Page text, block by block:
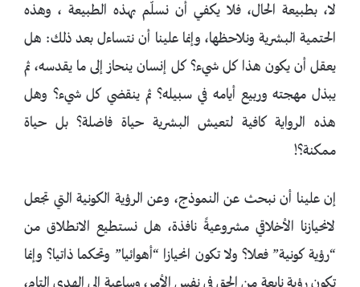
لا، بطبيعة الحال، فلا يكفي أن نسلّم بهذه الطبيعة ، وهذه
الحتمية البشرية ونلاحظها، وإنما علينا أن نتساءل بعد ذلك: هل
يعقل أن يكون هذا كل شيء؟ كل إنسان ينحاز إلى ما يقدسه، ثم
يبذل مهجته وربيع أيامه في سبيله؟ ثم ينقضي كل شيء؟ وهل
هذه الرواية كافية لتعيش البشرية حياة فاضلة؟ بل حياة
ممكنة؟!
إن علينا أن نبحث عن النموذج، وعن الرؤية الكونية التي تجعل
لانحيازنا الأخلاقي مشروعيةً نافذة، هل نستطيع الانطلاق من
“رؤية كونية” فعلا؟ ولا تكون انحيازا “أهوائيا” وتحكما ذاتيا؟ وإنما